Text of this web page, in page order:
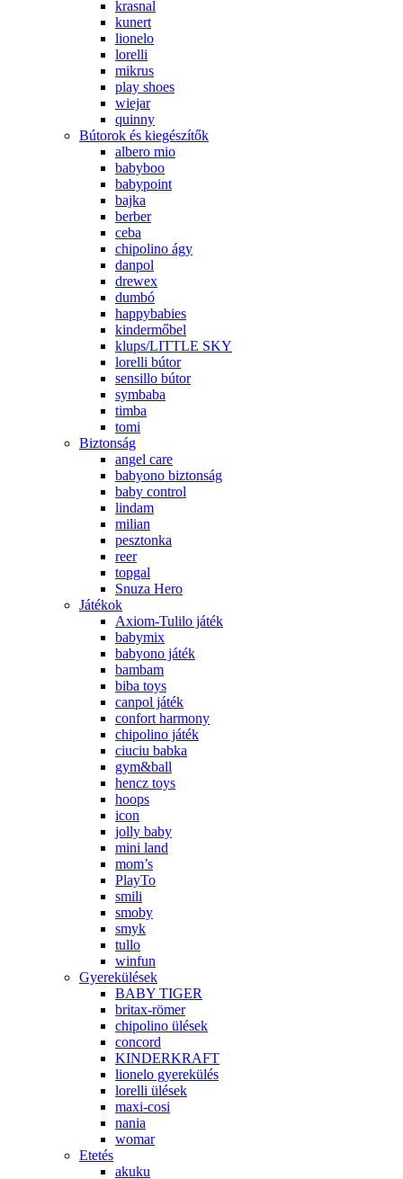
krasnal
kunert
lionelo
lorelli
mikrus
play shoes
wiejar
quinny
Bútorok és kiegészítők
albero mio
babyboo
babypoint
bajka
berber
ceba
chipolino ágy
danpol
drewex
dumbó
happybabies
kindermőbel
klups/LITTLE SKY
lorelli bútor
sensillo bútor
symbaba
timba
tomi
Biztonság
angel care
babyono biztonság
baby control
lindam
milian
pesztonka
reer
topgal
Snuza Hero
Játékok
Axiom-Tulilo játék
babymix
babyono játék
bambam
biba toys
canpol játék
confort harmony
chipolino játék
ciuciu babka
gym&ball
hencz toys
hoops
icon
jolly baby
mini land
mom’s
PlayTo
smili
smoby
smyk
tullo
winfun
Gyerekülések
BABY TIGER
britax-römer
chipolino ülések
concord
KINDERKRAFT
lionelo gyerekülés
lorelli ülések
maxi-cosi
nania
womar
Etetés
akuku